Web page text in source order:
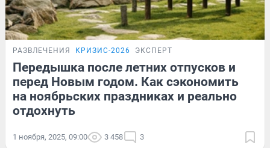
РАЗВЛЕЧЕНИЯ КРИЗИС-2026 ЭКСПЕРТ
Передышка после летних отпусков и
перед Новым годом. Как сэкономить
на ноябрьских праздниках и реально
отдохнуть
1 ноября, 2025, 09:00 3 458 3